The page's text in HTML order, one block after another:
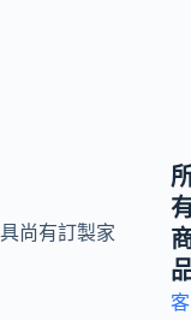
尚有訂製家
客